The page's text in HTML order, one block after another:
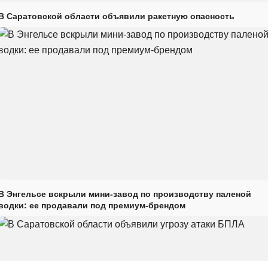
Саратовской области объявили ракетную опасность
Энгельсе вскрыли мини-завод по производству паленой
ее продавали под премиум-брендом